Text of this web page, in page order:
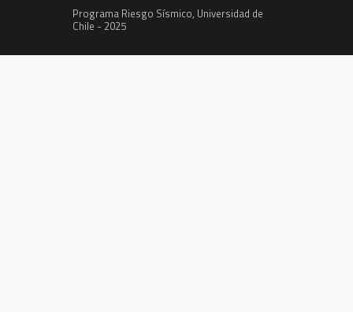
Programa Riesgo Sísmico, Universidad de
Chile - 2025